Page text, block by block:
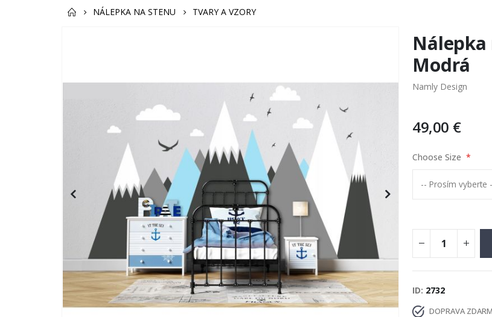
NÁLEPKA NA STENU
TVARY A VZORY
Modrá
Namly Design
49,00 €
Choose Size
ID 2732
DOPRAVA